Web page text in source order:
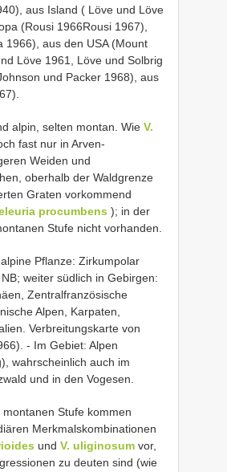
aus Island ( Löve und Löve
(Rousi 1966Rousi 1967),
1966), aus den USA (Mount
Löve 1961, Löve und Solbrig
und Packer 1968), aus
alpin, selten montan. Wie V.
fast nur in Arven-
Weiden und
oberhalb der Waldgrenze
Graten vorkommend
procumbens ); in der
Stufe nicht vorhanden.
Pflanze: Zirkumpolar
weiter südlich in Gebirgen:
Zentralfranzösische
Alpen, Karpaten,
Verbreitungskarte von
- Im Gebiet: Alpen
wahrscheinlich auch im
und in den Vogesen.
Stufe kommen
Merkmalskombinationen
und V. uliginosum vor,
zu deuten sind (wie